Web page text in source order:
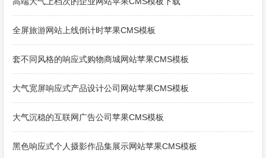
全屏旅游网站上线倒计时苹果CMS模板
套不同风格的响应式购物商城网站苹果CMS模板
大气宽屏响应式产品设计公司网站苹果CMS模板
大气沉稳的互联网广告公司苹果CMS模板
黑色响应式个人摄影作品集展示网站苹果CMS模板